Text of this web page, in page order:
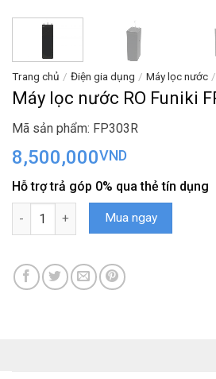
Trang chủ / Điện gia dụng / Máy lọc nước /
Máy lọc nước RO Funiki
Mã sản phẩm: FP303R
8,500,000VND
Hỗ trợ trả góp 0% qua thẻ tín dụng
Máy lọc nước RO Funiki FP303R số
Mua ngay